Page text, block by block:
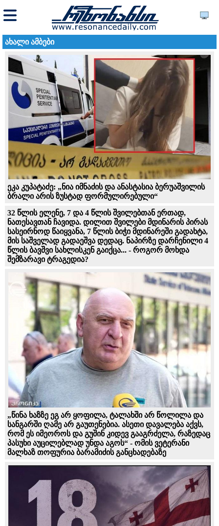
ახალი ამბები
ეკა კუპატაძე: „ნია იმნაძის და ანასტასია ბერუაშვილის
ბრალი არის ზუსტად ფორმულირებული“
32 წლის ელენე, 7 და 4 წლის შვილებთან ერთად,
ნათესავთან ჩავიდა. დილით შვილები მდინარის პირას
სასეირნოდ წაიყვანა, 7 წლის ბიჭი მდინარეში გადახტა,
მის საშველად გადაეშვა დედაც. ნაპირზე დარჩენილი 4
წლის ბავშვი სახლისკენ გაიქცა... - როგორ მოხდა
შემზარავი ტრაგედია?
„წინა ხაზზე ეგ არ ყოფილა, ტალახში არ წოლილა და
სანგარში ღამე არ გაუთენებია. ასეთი დავალება აქვს,
რომ ეს იმეოროს და გუშინ კიდევ გააგრძელა, რაზედაც
პასუხი აუცილებლად უნდა აგოს“ - ომის ვეტერანი
მალხაზ თოფურია ბარამიძის განცხადებაზე